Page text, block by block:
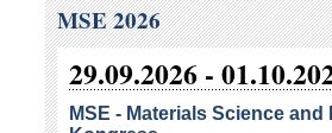
MSE 2026
29.09.2026 -
MSE - Materials Science